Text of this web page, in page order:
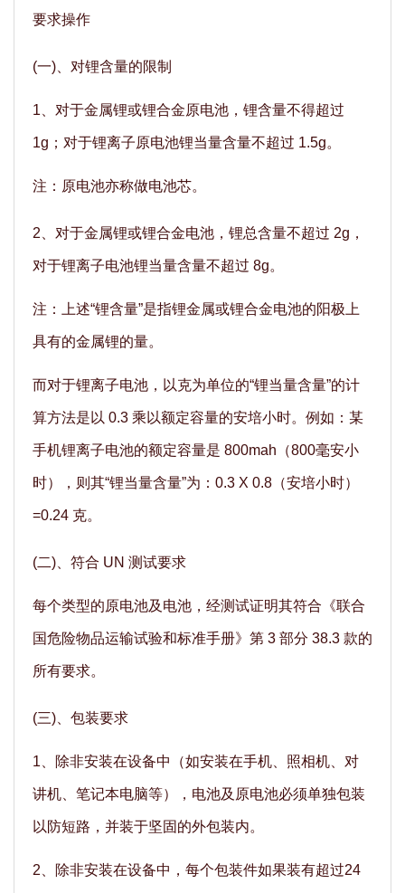
要求操作
(一)、对锂含量的限制
1、对于金属锂或锂合金原电池，锂含量不得超过
1g；对于锂离子原电池锂当量含量不超过 1.5g。
注：原电池亦称做电池芯。
2、对于金属锂或锂合金电池，锂总含量不超过 2g，
对于锂离子电池锂当量含量不超过 8g。
注：上述“锂含量”是指锂金属或锂合金电池的阳极上
具有的金属锂的量。
而对于锂离子电池，以克为单位的“锂当量含量”的计
算方法是以 0.3 乘以额定容量的安培小时。例如：某
手机锂离子电池的额定容量是 800mah（800毫安小
时），则其“锂当量含量”为：0.3 X 0.8（安培小时）
=0.24 克。
(二)、符合 UN 测试要求
每个类型的原电池及电池，经测试证明其符合《联合
国危险物品运输试验和标准手册》第 3 部分 38.3 款的
所有要求。
(三)、包装要求
1、除非安装在设备中（如安装在手机、照相机、对
讲机、笔记本电脑等），电池及原电池必须单独包装
以防短路，并装于坚固的外包装内。
2、除非安装在设备中，每个包装件如果装有超过24